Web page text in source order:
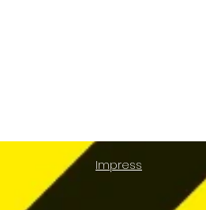
Impress